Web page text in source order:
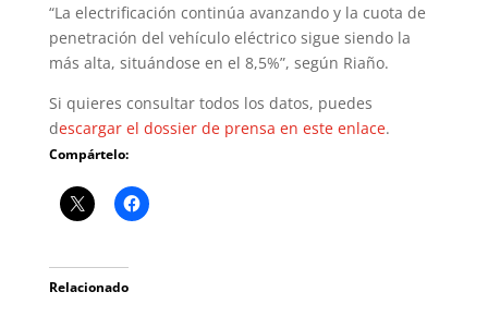
“La electrificación continúa avanzando y la cuota de
penetración del vehículo eléctrico sigue siendo la
más alta, situándose en el 8,5%”, según Riaño.
Si quieres consultar todos los datos, puedes
descargar el dossier de prensa en este enlace.
Compártelo:
Relacionado